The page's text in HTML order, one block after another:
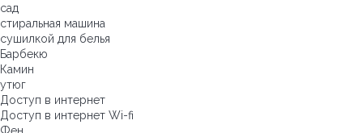
сад
стиральная машина
сушилкой для белья
Барбекю
Камин
утюг
Доступ в интернет
Доступ в интернет Wi-fi
Фен